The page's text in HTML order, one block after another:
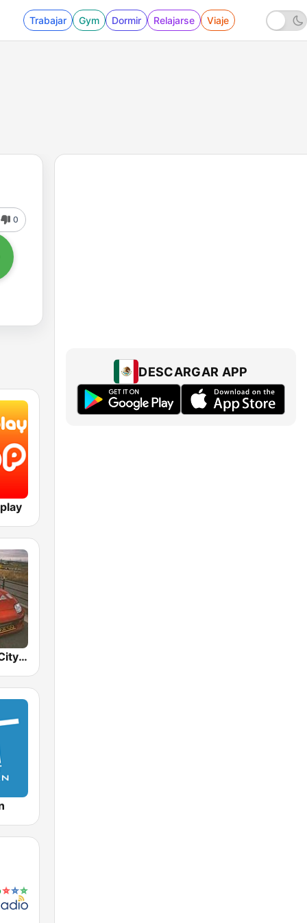
Trabajar Gym Dormir Relajarse Viaje
0
BOX : Japan City Pop -日本のシティポップ
DESCARGAR APP